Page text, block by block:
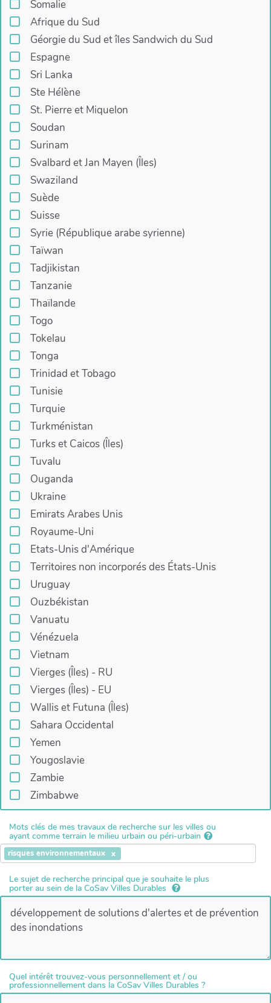
Somalie
Afrique du Sud
Géorgie du Sud et îles Sandwich du Sud
Espagne
Sri Lanka
Ste Hélène
St. Pierre et Miquelon
Soudan
Surinam
Svalbard et Jan Mayen (Îles)
Swaziland
Suède
Suisse
Syrie (République arabe syrienne)
Taïwan
Tadjikistan
Tanzanie
Thaïlande
Togo
Tokelau
Tonga
Trinidad et Tobago
Tunisie
Turquie
Turkménistan
Turks et Caicos (Îles)
Tuvalu
Ouganda
Ukraine
Emirats Arabes Unis
Royaume-Uni
Etats-Unis d'Amérique
Territoires non incorporés des États-Unis
Uruguay
Ouzbékistan
Vanuatu
Vénézuela
Vietnam
Vierges (Îles) - RU
Vierges (Îles) - EU
Wallis et Futuna (Îles)
Sahara Occidental
Yemen
Yougoslavie
Zambie
Zimbabwe
Mots clés de mes travaux de recherche sur les villes ou
ayant comme terrain le milieu urbain ou péri-urbain
risques environnementaux
Le sujet de recherche principal que je souhaite le plus
porter au sein de la CoSav Villes Durables
Quel intérêt trouvez-vous personnellement et / ou
professionnellement dans la CoSav Villes Durables ?